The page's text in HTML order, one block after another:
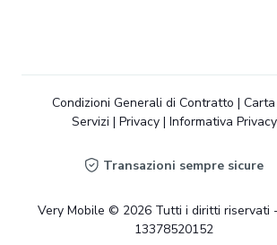
Transazioni sempre sicure
Very Mobile © 2026 Tutti i diritti riservati
13378520152
Condizioni Generali di Contratto |
Servizi | Privacy| Informativa Privacy